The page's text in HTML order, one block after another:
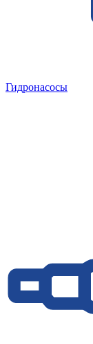
Гидронасосы